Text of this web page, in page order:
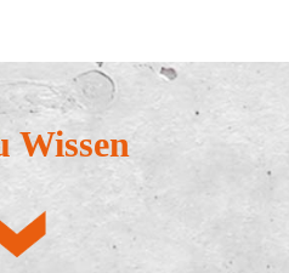
Wissen